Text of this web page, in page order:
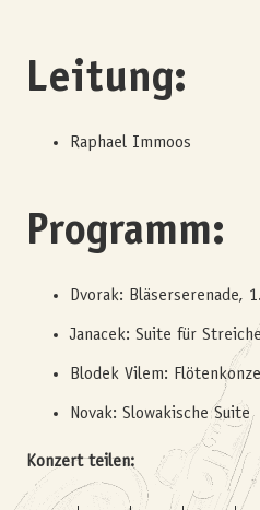
Leitung:
Raphael Immoos
Programm:
Dvorak: Bläserserenade,
Janacek: Suite für
Blodek Vilem:
Novak: Slowakische Suite
Konzert teilen: